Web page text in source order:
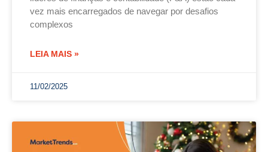
vez mais encarregados de navegar por desafios
complexos
LEIA MAIS »
11/02/2025